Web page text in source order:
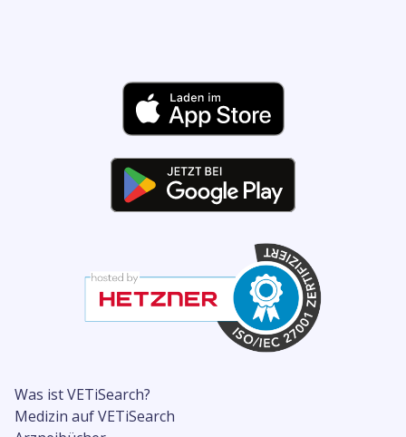
Was ist VETiSearch?
Medizin auf VETiSearch